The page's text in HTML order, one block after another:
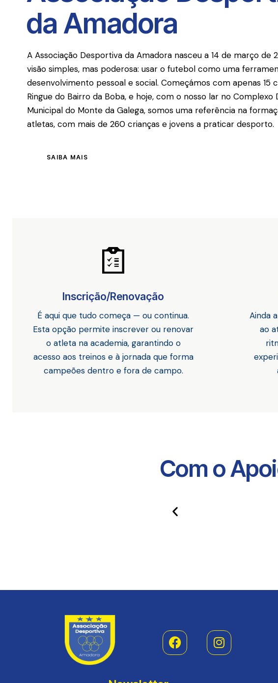
da Amadora
A Associação Desportiva da Amadora nasceu a 14 de março de
visão simples, mas poderosa: usar o futebol como uma
desenvolvimento pessoal e social. Começámos com apenas 15
Ringue do Bairro da Boba, e hoje, com o nosso lar no Complexo
Municipal do Monte da Galega, somos uma referência na
atletas, com mais de 260 crianças e jovens a praticar desporto.
SAIBA MAIS
Inscrição/Renovação
É aqui que tudo começa — ou continua.
Esta opção permite inscrever ou renovar
o atleta na academia, garantindo o
acesso aos treinos e à jornada que forma
campeões dentro e fora de campo.
Ainda
ao
Com o